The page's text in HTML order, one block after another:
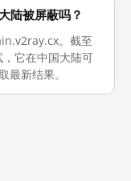
陆被屏蔽吗？
。截至
它在中国大陆可
最新结果。